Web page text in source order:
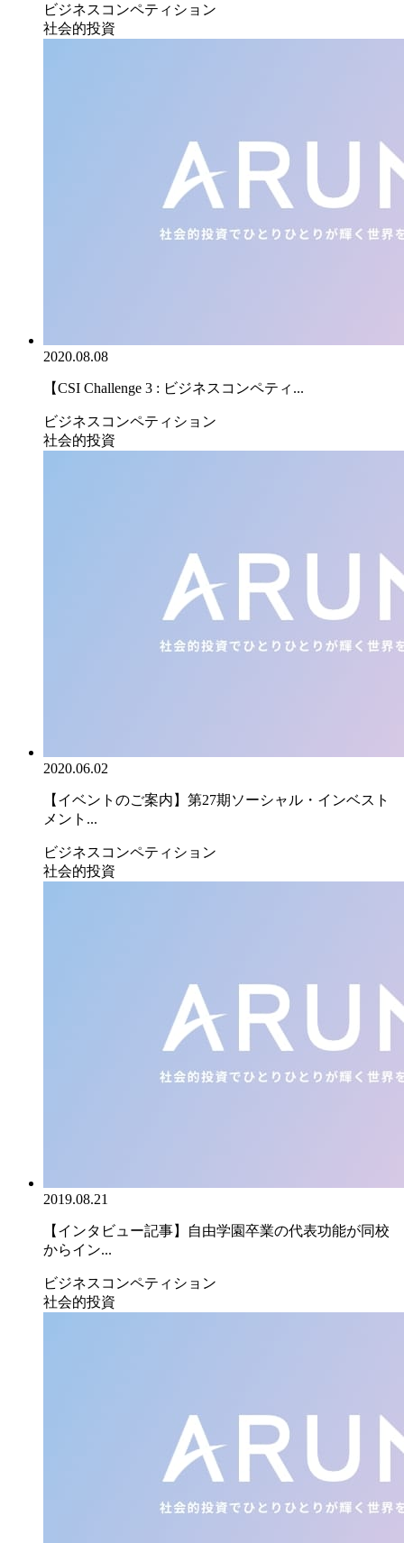
ビジネスコンペティション
社会的投資
2020.08.08
【CSI Challenge 3 : ビジネスコンペティ...
ビジネスコンペティション
社会的投資
2020.06.02
【イベントのご案内】第27期ソーシャル・インベスト
メント...
ビジネスコンペティション
社会的投資
2019.08.21
【インタビュー記事】自由学園卒業の代表功能が同校
からイン...
ビジネスコンペティション
社会的投資